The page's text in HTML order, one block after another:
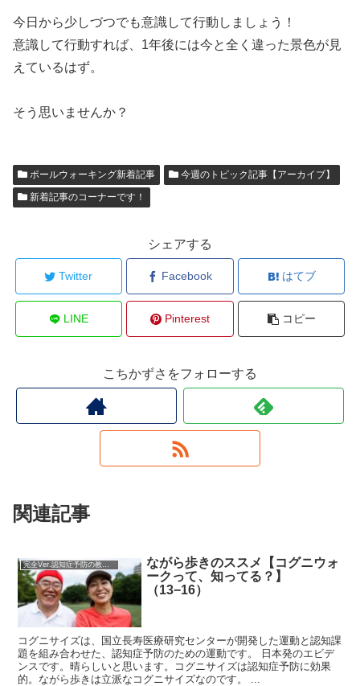
今日から少しづつでも意識して行動しましょう！
意識して行動すれば、1年後には今と全く違った景色が見
えているはず。
そう思いませんか？
ポールウォーキング新着記事
今週のトピック記事【アーカイブ】
新着記事のコーナーです！
シェアする
Twitter Facebook はてブ
LINE Pinterest コピー
こちかずさをフォローする
関連記事
完全Ver.認知症予防の教科書
ながら歩きのススメ【コグニウォ
ークって、知ってる？】
（13−16）
コグニサイズは、国立長寿医療研究センターが開発した運動と認知課
題を組み合わせた、認知症予防のための運動です。 日本発のエビデ
ンスです。晴らしいと思います。コグニサイズは認知症予防に効果
的。ながら歩きは立派なコグニサイズなのです。 ...